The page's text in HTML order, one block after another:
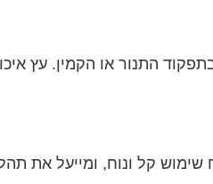
התנור או הקמין. עץ
קל ונוח, ומייעל את